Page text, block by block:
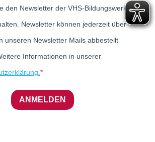
den Newsletter der VHS-Bildungswerk
Newsletter können jederzeit über
unseren Newsletter Mails abbestellt
Informationen in unserer
ANMELDEN